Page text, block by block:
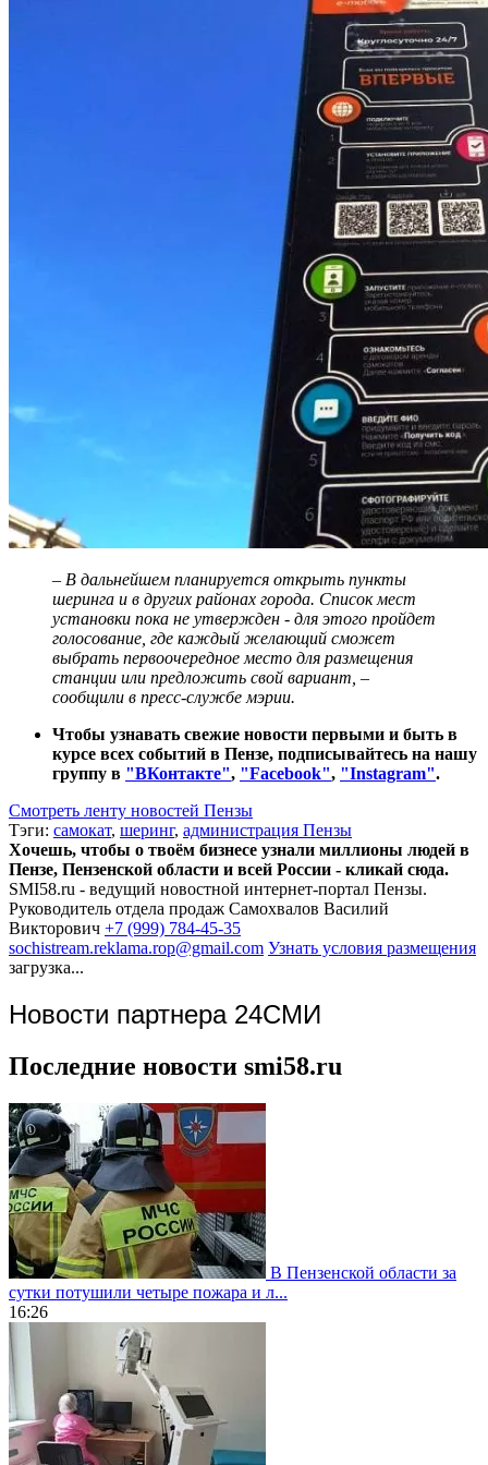
– В дальнейшем планируется открыть пункты
шеринга и в других районах города. Список мест
установки пока не утвержден - для этого пройдет
голосование, где каждый желающий сможет
выбрать первоочередное место для размещения
станции или предложить свой вариант, –
сообщили в пресс-службе мэрии.
Чтобы узнавать свежие новости первыми и быть в
курсе всех событий в Пензе, подписывайтесь на нашу
группу в "ВКонтакте", "Facebook", "Instagram".
Смотреть ленту новостей Пензы
Тэги: самокат, шеринг, администрация Пензы
Хочешь, чтобы о твоём бизнесе узнали миллионы людей в
Пензе, Пензенской области и всей России - кликай сюда.
SMI58.ru - ведущий новостной интернет-портал Пензы.
Руководитель отдела продаж Самохвалов Василий
Викторович +7 (999) 784-45-35
sochistream.reklama.rop@gmail.com Узнать условия размещения
загрузка...
Новости партнера 24СМИ
Последние новости smi58.ru
В Пензенской области за
сутки потушили четыре пожара и л...
16:26